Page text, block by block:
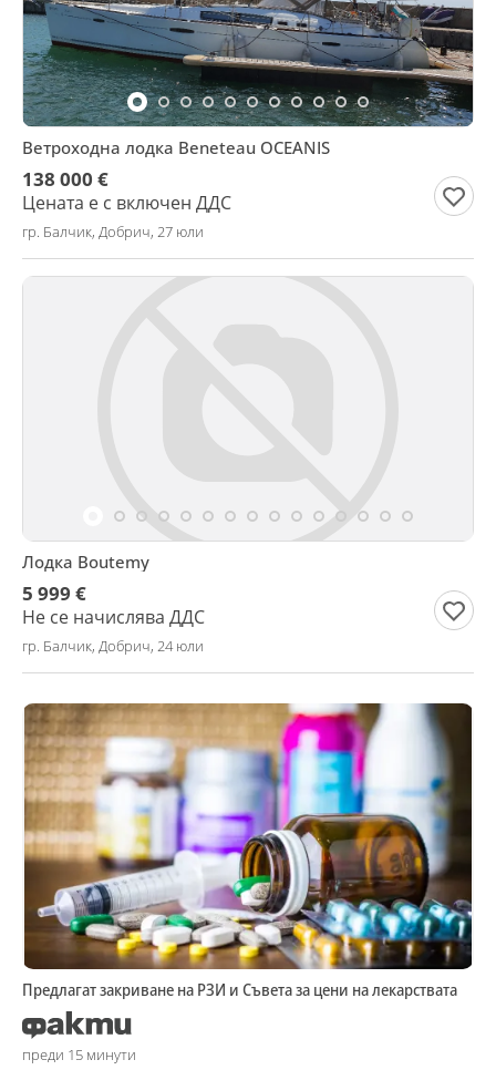
Ветроходна лодка Beneteau OCEANIS
138 000 €
Цената е с включен ДДС
гр. Балчик, Добрич, 27 юли
Лодка Boutemy
5 999 €
Не се начислява ДДС
гр. Балчик, Добрич, 24 юли
Предлагат закриване на РЗИ и Съвета за цени на лекарствата
преди 15 минути